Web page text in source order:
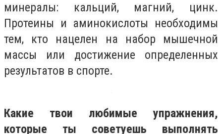
минералы: кальций, магний, цинк.
Протеины и аминокислоты необходимы
тем, кто нацелен на набор мышечной
массы или достижение определенных
результатов в спорте.
Какие твои любимые упражнения,
которые ты советуешь выполнять